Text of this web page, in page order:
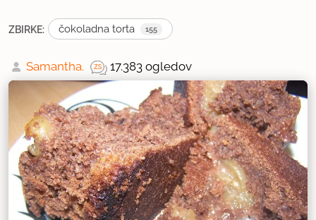
ZBIRKE: čokoladna torta 155
Samantha. 17.383 ogledov